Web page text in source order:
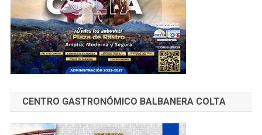
CENTRO GASTRONÓMICO BALBANERA COLTA